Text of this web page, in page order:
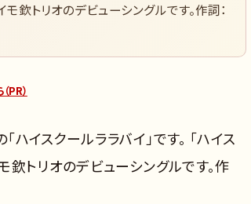
欽トリオのデビューシングルです。作詞：
PR）
イスクールララバイ」です。 「ハイス
欽トリオのデビューシングルです。作